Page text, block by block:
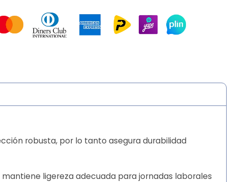
robusta, por lo tanto asegura durabilidad
ligereza adecuada para jornadas laborales